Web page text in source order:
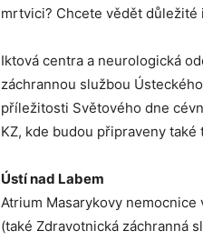
mrtvici? Chcete vědět důležité
Iktová centra a neurologická
záchrannou službou
příležitosti Světového dne
KZ, kde budou připraveny
Ústí nad Labem
Atrium Masarykovy nemocnice
(také Zdravotnická záchranná